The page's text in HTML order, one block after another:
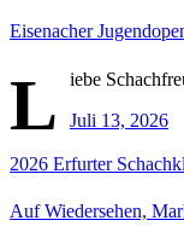
Eisenacher
L
iebe
Juli 13, 2026
2026 Erfurter
Auf Wiedersehen,